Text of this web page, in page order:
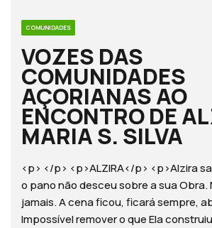
COMUNIDADES
VOZES DAS
COMUNIDADES
AÇORIANAS AO
ENCONTRO DE
MARIA S. SILVA
<p> </p> <p>ALZIRA</p> <p>Alzira
o pano não desceu sobre a sua Obra.
jamais. A cena ficou, ficará sempre,
Impossível remover o que Ela